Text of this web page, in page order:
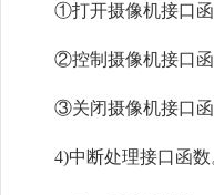
①打开摄像机接口函
②控制摄像机接口函
③关闭摄像机接口函
4)中断处理接口函